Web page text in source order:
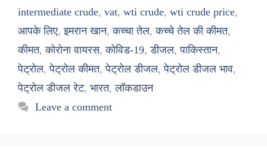
intermediate crude, vat, wti crude, wti crude price,
आपके लिए,इमरान खान,कच्चा तेल,कच्चे तेल की कीमत,
कीमत,कोरोना वायरस,कोविड-19,डीजल,पाकिस्तान,
पेट्रोल,पेट्रोल कीमत,पेट्रोल डीजल,पेट्रोल डीजल भाव,
पेट्रोल डीजल रेट, भारत,लॉकडाउन
Leave a comment